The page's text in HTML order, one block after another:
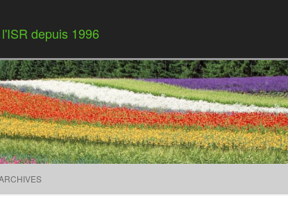
depuis 1996
Skip to content